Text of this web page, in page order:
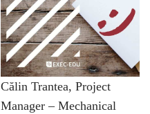
Călin Trantea, Project
Manager – Mechanical